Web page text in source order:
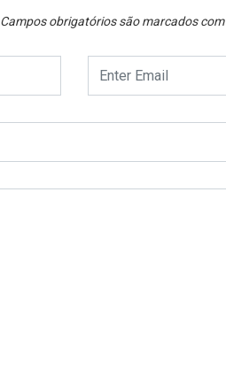
Campos obrigatórios são marcados com